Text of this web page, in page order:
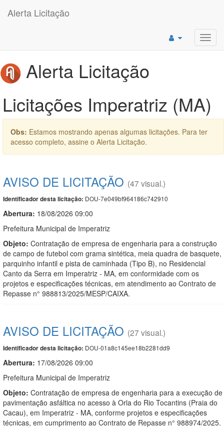
Alerta Licitação
Alerta Licitação
Licitações Imperatriz (MA)
Obs: Estamos mostrando apenas algumas licitações. Para ter
acesso completo, assine o Alerta Licitação.
AVISO DE LICITAÇÃO (47 visual.)
Identificador desta licitação: DOU-7e049bf964186c742910
Abertura: 18/08/2026 09:00
Prefeitura Municipal de Imperatriz
Objeto: Contratação de empresa de engenharia para a construção
de campo de futebol com grama sintética, meia quadra de basquete,
parquinho infantil e pista de caminhada (Tipo B), no Residencial
Canto da Serra em Imperatriz - MA, em conformidade com os
projetos e especificações técnicas, em atendimento ao Contrato de
Repasse n° 988813/2025/MESP/CAIXA.
AVISO DE LICITAÇÃO (27 visual.)
Identificador desta licitação: DOU-01a8c145ee18b2281dd9
Abertura: 17/08/2026 09:00
Prefeitura Municipal de Imperatriz
Objeto: Contratação de empresa de engenharia para a execução de
pavimentação asfáltica no acesso à Orla do Rio Tocantins (Praia do
Cacau), em Imperatriz - MA, conforme projetos e especificações
técnicas, em cumprimento ao Contrato de Repasse n° 988974/2025.